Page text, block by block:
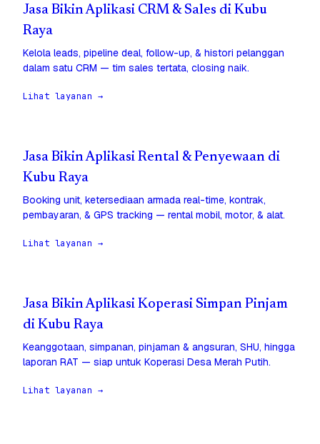
Jasa Bikin Aplikasi CRM & Sales di Kubu
Raya
Kelola leads, pipeline deal, follow-up, & histori pelanggan
dalam satu CRM — tim sales tertata, closing naik.
Lihat layanan →
Jasa Bikin Aplikasi Rental & Penyewaan di
Kubu Raya
Booking unit, ketersediaan armada real-time, kontrak,
pembayaran, & GPS tracking — rental mobil, motor, & alat.
Lihat layanan →
Jasa Bikin Aplikasi Koperasi Simpan Pinjam
di Kubu Raya
Keanggotaan, simpanan, pinjaman & angsuran, SHU, hingga
laporan RAT — siap untuk Koperasi Desa Merah Putih.
Lihat layanan →